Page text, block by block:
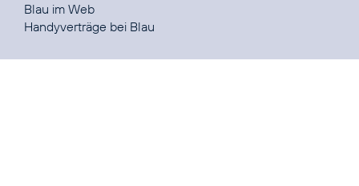
Blau
Handyverträge bei Blau